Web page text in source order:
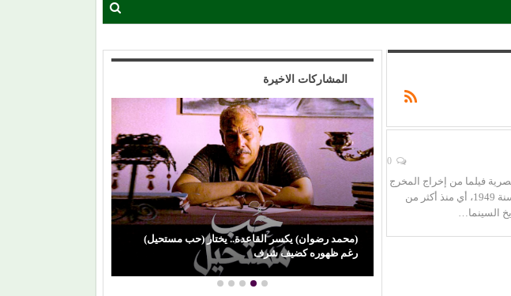
فيلما من إخراج المخرج
المنسي أنور وجدي، استمتع به دائماً حين يعرض فقد تم انتاجه سنة 1949، أي منذ أكثر من
السينما…
المشاركات الاخيرة
رسخت (الصبّاح)
(محمد رضوان) يكسر القاعدة.. يختار (حب مستحيل)
رغم ظهوره كضيف شرف